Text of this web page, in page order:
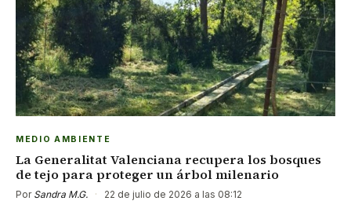
MEDIO AMBIENTE
La Generalitat Valenciana recupera los bosques
de tejo para proteger un árbol milenario
Por Sandra M.G. · 22 de julio de 2026 a las 08:12